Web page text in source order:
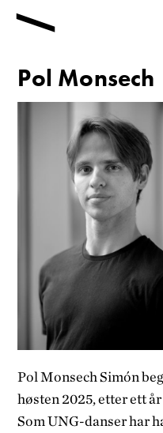
Pol Monsech
Pol Monsech Simón
høsten 2025, etter ett
Som UNG-danser har